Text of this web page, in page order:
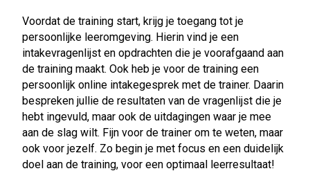
Voordat de training start, krijg je toegang tot je
persoonlijke leeromgeving. Hierin vind je een
intakevragenlijst en opdrachten die je voorafgaand aan
de training maakt. Ook heb je voor de training een
persoonlijk online intakegesprek met de trainer. Daarin
bespreken jullie de resultaten van de vragenlijst die je
hebt ingevuld, maar ook de uitdagingen waar je mee
aan de slag wilt. Fijn voor de trainer om te weten, maar
ook voor jezelf. Zo begin je met focus en een duidelijk
doel aan de training, voor een optimaal leerresultaat!